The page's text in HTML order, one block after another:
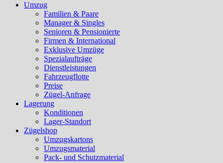
Umzug
Familien & Paare
Manager & Singles
Senioren & Pensionierte
Firmen & International
Exklusive Umzüge
Spezialaufträge
Dienstleistungen
Fahrzeugflotte
Preise
Zügel-Anfrage
Lagerung
Konditionen
Lager-Standort
Zügelshop
Umzugskartons
Umzugsmaterial
Pack- und Schutzmaterial